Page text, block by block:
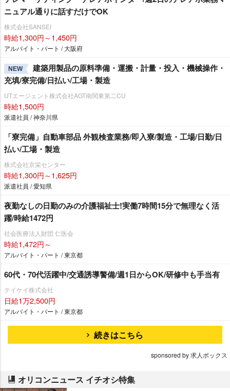
ニュアル通りに話すだけでOK
株式会社SANSEI
時給1,300円～1,450円
アルバイト・パート / 大阪府
NEW
建築用製品の原料準備・運搬・計量・投入・機械操作・
充填/寮完備/日払い/工場・製造
UTエージェント株式会社AGT南関東第二CU
時給1,500円
派遣社員 / 神奈川県
「寮完備」自動車部品 外観検査業務/即入寮/製造・工場/日勤/日
払い/工場・製造
株式会社京栄センター
時給1,300円～1,625円
派遣社員 / 愛知県
夜勤なしの日勤のみの介護福祉士!実働7時間15分で無理なく活
躍/時給1472円
社会医療法人財団 仁医会
時給1,472円～
アルバイト・パート / 東京都
60代・70代活躍中/交通誘導警備/週1日からOK/研修中も手当有
テイケイ株式会社
日給1万2,500円
アルバイト・パート / 東京都
続きはこちら
sponsored by 求人ボックス
オリコンニュース イチオシ特集